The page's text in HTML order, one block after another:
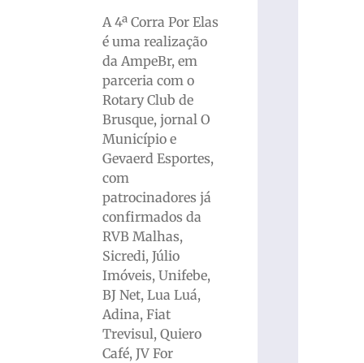
A 4ª Corra Por Elas
é uma realização
da AmpeBr, em
parceria com o
Rotary Club de
Brusque, jornal O
Município e
Gevaerd Esportes,
com
patrocinadores já
confirmados da
RVB Malhas,
Sicredi, Júlio
Imóveis, Unifebe,
BJ Net, Lua Luá,
Adina, Fiat
Trevisul, Quiero
Café, JV For